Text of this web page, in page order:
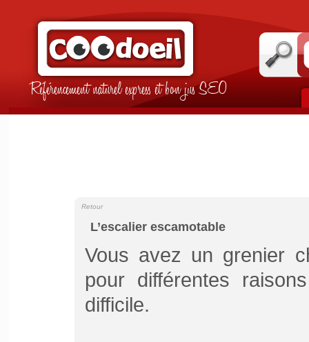
Référencement naturel express et bon jus SEO
L’escalier escamotable
Retour
Vous avez un grenier
pour différentes
difficile.